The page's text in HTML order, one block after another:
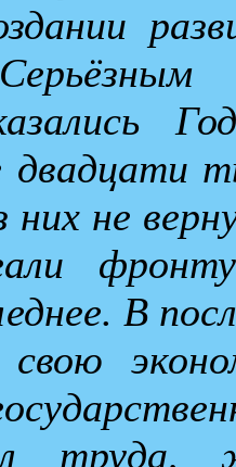
двадцати
них не
В
свою
труда,